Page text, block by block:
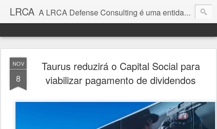
LRCA A LRCA Defense Consulting é uma entidade sem fins lucrativos que se dedica a produzir e divulgar notícias e análises sobre as Empresas de Defesa. Não somos jornalistas e nem este é um blog jornalístico.
NOV
8
Taurus reduzirá o Capital Social para
viabilizar pagamento de dividendos